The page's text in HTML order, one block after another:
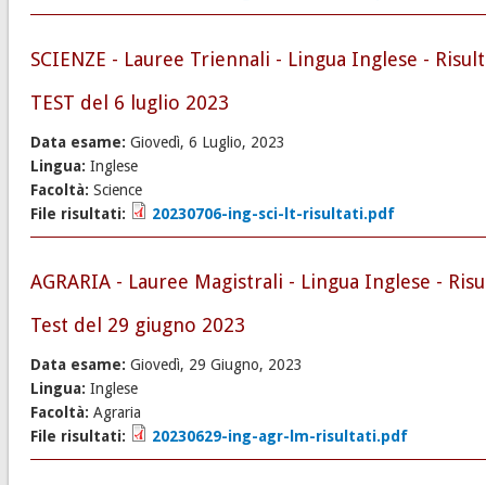
SCIENZE - Lauree Triennali - Lingua Inglese -
TEST del 6 luglio 2023
Data esame: Giovedì, 6 Luglio, 2023
Lingua: Inglese
Facoltà: Science
File risultati:
20230706-ing-sci-lt-risultati.pdf
AGRARIA - Lauree Magistrali - Lingua Inglese -
Test del 29 giugno 2023
Data esame: Giovedì, 29 Giugno, 2023
Lingua: Inglese
Facoltà: Agraria
File risultati:
20230629-ing-agr-lm-risultati.pdf